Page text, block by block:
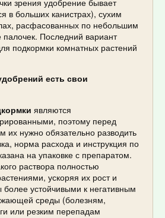
зрения удобрение бывает
в больших канистрах), сухим
расфасованных по небольшим
палочек. Последний вариант
подкормки комнатных растений
есть свои
являются
поэтому перед
их нужно обязательно разводить
норма расхода и инструкция по
на упаковке с препаратом.
раствора полностью
ускоряя их рост и
более устойчивыми к негативным
среды (болезням,
или резким перепадам